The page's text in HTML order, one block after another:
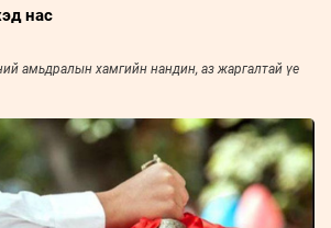
нас
амьдралын хамгийн нандин, аз жаргалтай үе